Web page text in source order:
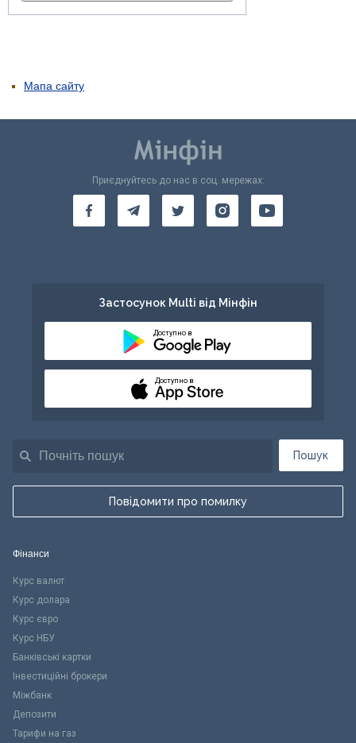
Мапа сайту
Пошук
Повідомити про помилку
Приєднуйтесь до нас в соц. мережах:
Застосунок Multi від Мінфін
Доступно в
Доступно в
Фінанси
Курс валют
Курс долара
Курс євро
Курс НБУ
Банківські картки
Інвестиційні брокери
Міжбанк
Депозити
Тарифи на газ